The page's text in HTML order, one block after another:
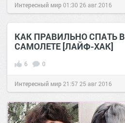
Интересный мир01:30 26 авг 2016
КАК ПРАВИЛЬНО СПАТЬ В
САМОЛЕТЕ [ЛАЙФ-ХАК]
6 0
Интересный мир 21:57 25 авг 2016